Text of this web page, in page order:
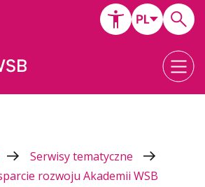
Serwisy tematyczne
rozwoju Akademii WSB